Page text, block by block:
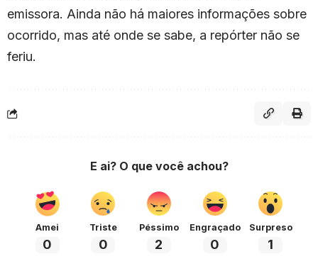
emissora. Ainda não há maiores informações sobre
ocorrido, mas até onde se sabe, a repórter não se
feriu.
E ai? O que você achou?
Amei
0
Triste
0
Péssimo
2
Engraçado
0
Surpreso
1